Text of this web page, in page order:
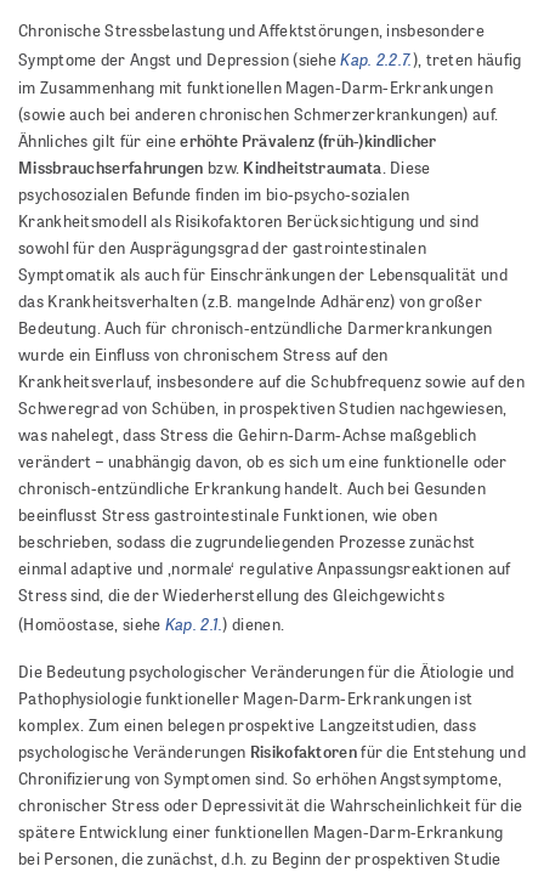
Chronische Stressbelastung und Affektstörungen, insbesondere
Symptome der Angst und Depression (sieheKap. 2.2.7.), treten häufig
im Zusammenhang mit funktionellen Magen-Darm-Erkrankungen
(sowie auch bei anderen chronischen Schmerzerkrankungen) auf.
Ähnliches gilt für eineerhöhte Prävalenz (früh-)kindlicher
Missbrauchserfahrungen bzw. Kindheitstraumata. Diese
psychosozialen Befunde finden im bio-psycho-sozialen
Krankheitsmodell als Risikofaktoren Berücksichtigung und sind
sowohl für den Ausprägungsgrad der gastrointestinalen
Symptomatik als auch für Einschränkungen der Lebensqualität und
das Krankheitsverhalten (z.B. mangelnde Adhärenz) von großer
Bedeutung. Auch für chronisch-entzündliche Darmerkrankungen
wurde ein Einfluss von chronischem Stress auf den
Krankheitsverlauf, insbesondere auf die Schubfrequenz sowie auf den
Schweregrad von Schüben, in prospektiven Studien nachgewiesen,
was nahelegt, dass Stress die Gehirn-Darm-Achse maßgeblich
verändert – unabhängig davon, ob es sich um eine funktionelle oder
chronisch-entzündliche Erkrankung handelt. Auch bei Gesunden
beeinflusst Stress gastrointestinale Funktionen, wie oben
beschrieben, sodass die zugrundeliegenden Prozesse zunächst
einmal adaptive und ,normale‘ regulative Anpassungsreaktionen auf
Stress sind, die der Wiederherstellung des Gleichgewichts
(Homöostase, siehe Kap. 2.1.) dienen.
Die Bedeutung psychologischer Veränderungen für die Ätiologie und
Pathophysiologie funktioneller Magen-Darm-Erkrankungen ist
komplex. Zum einen belegen prospektive Langzeitstudien, dass
psychologische Veränderungen Risikofaktorenfür die Entstehung und
Chronifizierung von Symptomen sind. So erhöhen Angstsymptome,
chronischer Stress oder Depressivität die Wahrscheinlichkeit für die
spätere Entwicklung einer funktionellen Magen-Darm-Erkrankung
bei Personen, die zunächst, d.h. zu Beginn der prospektiven Studie